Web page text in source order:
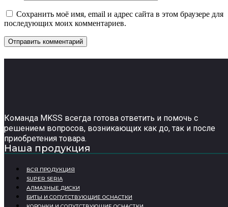
Сохранить моё имя, email и адрес сайта в этом браузере для
последующих моих комментариев.
Команда MKSS всегда готова ответить и помочь с
решением вопросов, возникающих как до, так и после
приобретения товара.
Наша продукция
ВСЯ ПРОДУКЦИЯ
SUPER SERIA
АЛМАЗНЫЕ ДИСКИ
БИТЫ И СОПУТСТВУЮЩИЕ ОСНАСТКИ